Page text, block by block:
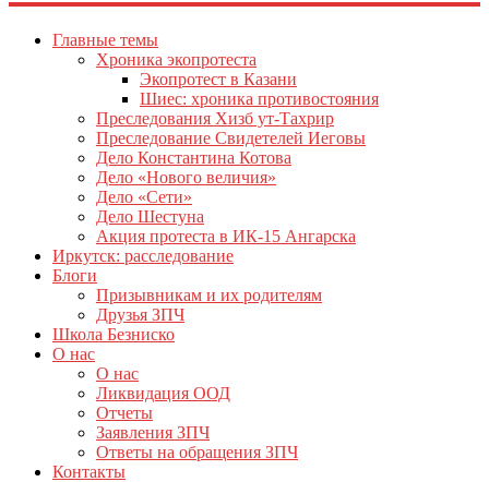
Главные темы
Хроника экопротеста
Экопротест в Казани
Шиес: хроника противостояния
Преследования Хизб ут-Тахрир
Преследование Свидетелей Иеговы
Дело Константина Котова
Дело «Нового величия»
Дело «Сети»
Дело Шестуна
Акция протеста в ИК-15 Ангарска
Иркутск: расследование
Блоги
Призывникам и их родителям
Друзья ЗПЧ
Школа Безниско
О нас
О нас
Ликвидация ООД
Отчеты
Заявления ЗПЧ
Ответы на обращения ЗПЧ
Контакты